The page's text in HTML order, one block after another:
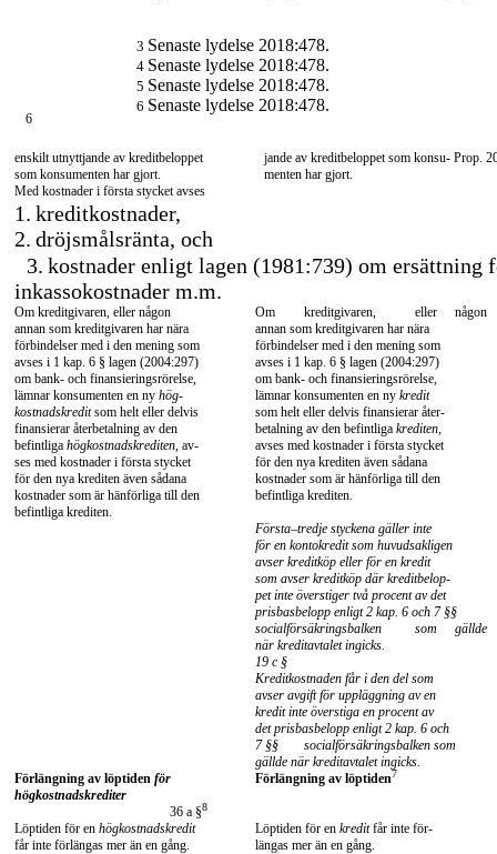
6
3 Senaste lydelse 2018:478.
4 Senaste lydelse 2018:478.
5 Senaste lydelse 2018:478.
6 Senaste lydelse 2018:478.
enskilt utnyttjande av kreditbeloppet
jande av kreditbeloppet som konsu- Prop.
som konsumenten har gjort.
menten har gjort.
Med kostnader i första stycket avses
1. kreditkostnader,
2. dröjsmålsränta, och
3. kostnader enligt lagen (1981:739) om ersättning
inkassokostnader m.m.
Om kreditgivaren, eller någon Om kreditgivaren, eller
någon
annan som kreditgivaren har nära
annan som kreditgivaren har nära
förbindelser med i den mening som
förbindelser med i den mening som
avses i 1 kap. 6 § lagen (2004:297)
avses i 1 kap. 6 § lagen (2004:297)
om bank- och finansieringsrörelse,
om bank- och finansieringsrörelse,
lämnar konsumenten en ny hög- lämnar konsumenten en ny kredit
kostnadskreditsom helt eller delvis
som helt eller delvis finansierar åter-
finansierar återbetalning av den
betalning av den befintliga krediten,
befintliga högkostnadskrediten, av-
avses med kostnader i första stycket
ses med kostnader i första stycket
för den nya krediten även sådana
för den nya krediten även sådana
kostnader som är hänförliga till den
kostnader som är hänförliga till den
befintliga krediten.
befintliga krediten.
Första–tredje styckena gäller inte
för en kontokredit som huvudsakligen
avser kreditköp eller för en kredit
som avser kreditköp där kreditbelop-
pet inte överstiger två procent av det
prisbasbelopp enligt 2 kap. 6 och 7 §§
socialförsäkringsbalken
som
gällde
när kreditavtalet ingicks.
19 c §
Kreditkostnaden får i den del som
avser avgift för uppläggning av en
kredit inte överstiga en procent av
det prisbasbelopp enligt 2 kap. 6 och
7 §§
socialförsäkringsbalken som
gällde när kreditavtalet ingicks.
Förlängning av löptiden för Förlängning av löptiden7
högkostnadskrediter
36 a §8
Löptiden för en högkostnadskredit Löptiden för en kreditfår inte för-
får inte förlängas mer än en gång.
längas mer än en gång.